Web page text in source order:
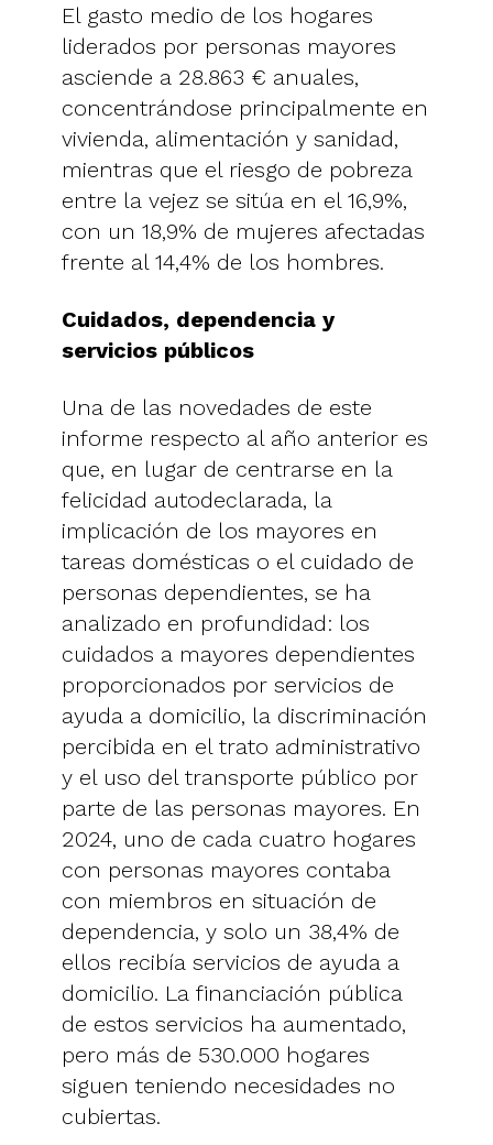
El gasto medio de los hogares
liderados por personas mayores
asciende a 28.863 € anuales,
concentrándose principalmente en
vivienda, alimentación y sanidad,
mientras que el riesgo de pobreza
entre la vejez se sitúa en el 16,9%,
con un 18,9% de mujeres afectadas
frente al 14,4% de los hombres.
Cuidados, dependencia y
servicios públicos
Una de las novedades de este
informe respecto al año anterior es
que, en lugar de centrarse en la
felicidad autodeclarada, la
implicación de los mayores en
tareas domésticas o el cuidado de
personas dependientes, se ha
analizado en profundidad: los
cuidados a mayores dependientes
proporcionados por servicios de
ayuda a domicilio, la discriminación
percibida en el trato administrativo
y el uso del transporte público por
parte de las personas mayores. En
2024, uno de cada cuatro hogares
con personas mayores contaba
con miembros en situación de
dependencia, y solo un 38,4% de
ellos recibía servicios de ayuda a
domicilio. La financiación pública
de estos servicios ha aumentado,
pero más de 530.000 hogares
siguen teniendo necesidades no
cubiertas.